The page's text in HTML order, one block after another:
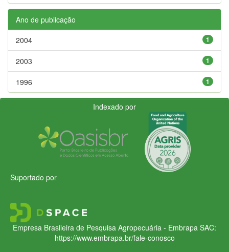
Ano de publicação
1
2004
1
2003
1
1996
Indexado por
Suportado por
Empresa Brasileira de Pesquisa Agropecuária - Embrapa SAC:
https://www.embrapa.br/fale-conosco